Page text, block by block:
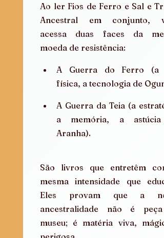
Ao ler Fios de Ferro e Sal e
Ancestral em conjunto,
acessa duas faces da
moeda de resistência:
A Guerra do Ferro (a
física, a tecnologia de
A Guerra da Teia (a
a memória, a astúcia
Aranha).
São livros que entretêm
mesma intensidade que
Eles provam que a
ancestralidade não é peça
museu; é matéria viva,